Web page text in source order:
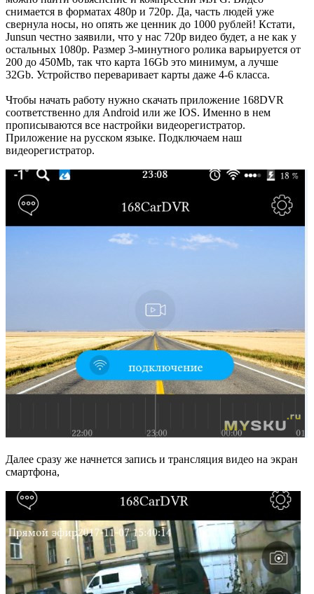
снимается в форматах 480p и 720p. Да, часть людей уже
свернула носы, но опять же ценник до 1000 рублей! Кстати,
Junsun честно заявили, что у нас 720p видео будет, а не как у
остальных 1080p. Размер 3-минутного ролика варьируется от
200 до 450Mb, так что карта 16Gb это минимум, а лучше
32Gb. Устройство переваривает карты даже 4-6 класса.
Чтобы начать работу нужно скачать приложение 168DVR
соответственно для Android или же IOS. Именно в нем
прописываются все настройки видеорегистратор.
Приложение на русском языке. Подключаем наш
видеорегистратор.
Далее сразу же начнется запись и трансляция видео на экран
смартфона,